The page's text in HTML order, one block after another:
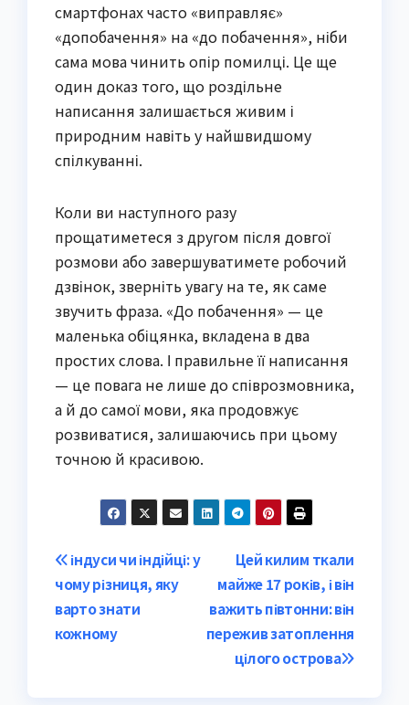
смартфонах часто «виправляє»
«допобачення» на «до побачення», ніби
сама мова чинить опір помилці. Це ще
один доказ того, що роздільне
написання залишається живим і
природним навіть у найшвидшому
спілкуванні.
Коли ви наступного разу
прощатиметеся з другом після довгої
розмови або завершуватимете робочий
дзвінок, зверніть увагу на те, як саме
звучить фраза. «До побачення» — це
маленька обіцянка, вкладена в два
простих слова. І правильне її написання
— це повага не лише до співрозмовника,
а й до самої мови, яка продовжує
розвиватися, залишаючись при цьому
точною й красивою.
Post
navigation
Цей килим ткали
майже 17 років, і він
важить півтонни: він
пережив затоплення
цілого острова
індуси чи індійці: у
чому різниця, яку
варто знати
кожному